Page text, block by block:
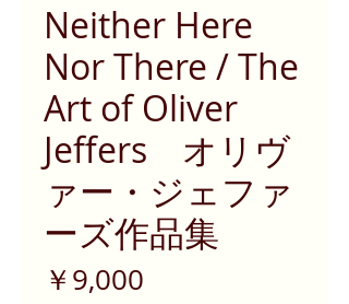
Neither Here
Nor There / The
Art of Oliver
Jeffers オリヴ
ァー・ジェファ
ーズ作品集
￥9,000